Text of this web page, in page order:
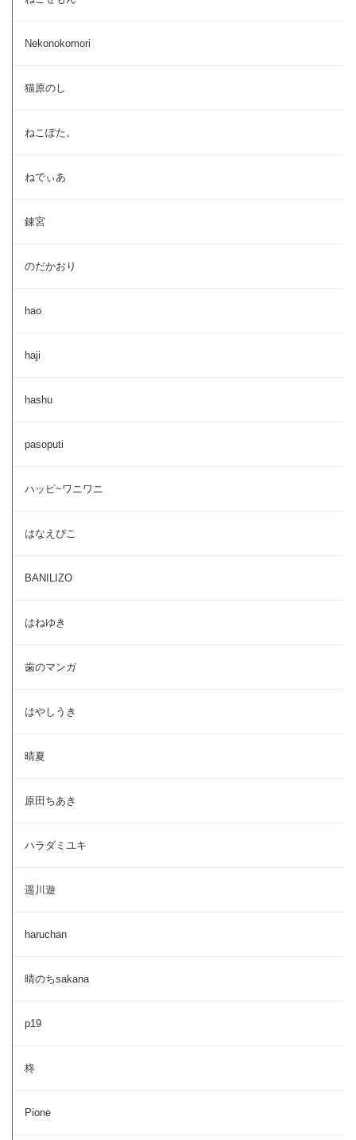
Nekonokomori
猫原のし
ねこぽた。
ねでぃあ
錬宮
のだかおり
hao
haji
hashu
pasoputi
ハッピ~ワニワニ
はなえぴこ
BANILIZO
はねゆき
歯のマンガ
はやしうき
晴夏
原田ちあき
ハラダミユキ
遥川遊
haruchan
晴のちsakana
p19
柊
Pione